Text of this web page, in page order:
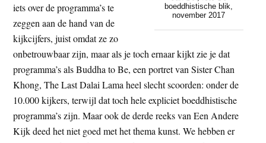
boeddhistische blik,
november 2017
iets over de programma’s te
zeggen aan de hand van de
kijkcijfers, juist omdat ze zo
onbetrouwbaar zijn, maar als je toch ernaar kijkt zie je dat
programma’s als Buddha to Be, een portret van Sister Chan
Khong, The Last Dalai Lama heel slecht scoorden: onder de
10.000 kijkers, terwijl dat toch hele expliciet boeddhistische
programma’s zijn. Maar ook de derde reeks van Een Andere
Kijk deed het niet goed met het thema kunst. We hebben er